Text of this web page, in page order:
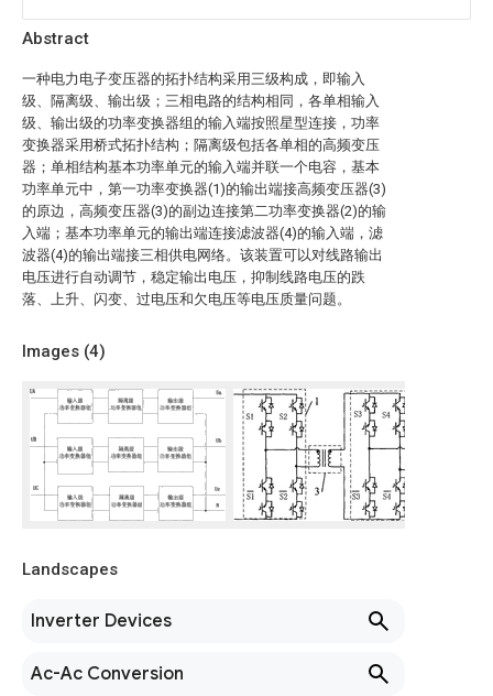
Abstract
一种电力电子变压器的拓扑结构采用三级构成，即输入
级、隔离级、输出级；三相电路的结构相同，各单相输入
级、输出级的功率变换器组的输入端按照星型连接，功率
变换器采用桥式拓扑结构；隔离级包括各单相的高频变压
器；单相结构基本功率单元的输入端并联一个电容，基本
功率单元中，第一功率变换器(1)的输出端接高频变压器(3)
的原边，高频变压器(3)的副边连接第二功率变换器(2)的输
入端；基本功率单元的输出端连接滤波器(4)的输入端，滤
波器(4)的输出端接三相供电网络。该装置可以对线路输出
电压进行自动调节，稳定输出电压，抑制线路电压的跌
落、上升、闪变、过电压和欠电压等电压质量问题。
Images (4)
Landscapes
Inverter Devices
Ac-Ac Conversion